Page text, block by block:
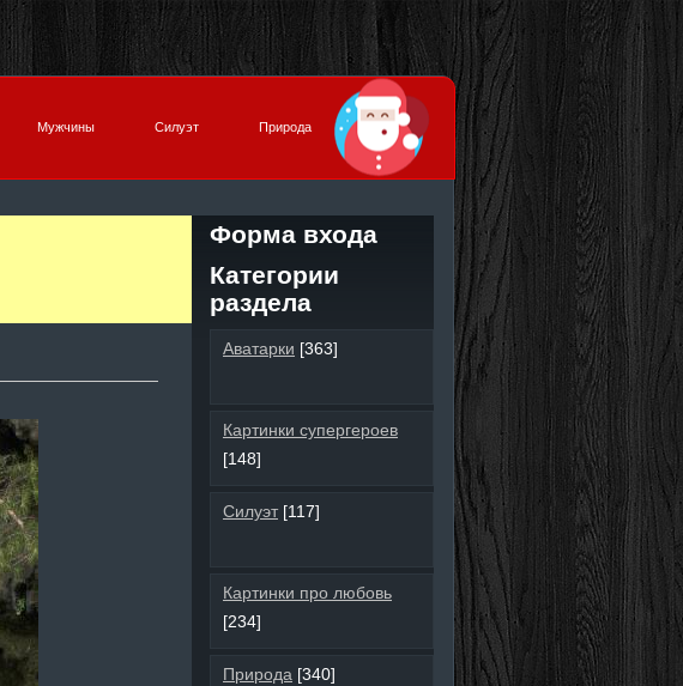
Мужчины Силуэт Природа
Форма входа
Категории
раздела
Аватарки [363]
Картинки супергероев
[148]
Силуэт [117]
Картинки про любовь
[234]
Природа [340]